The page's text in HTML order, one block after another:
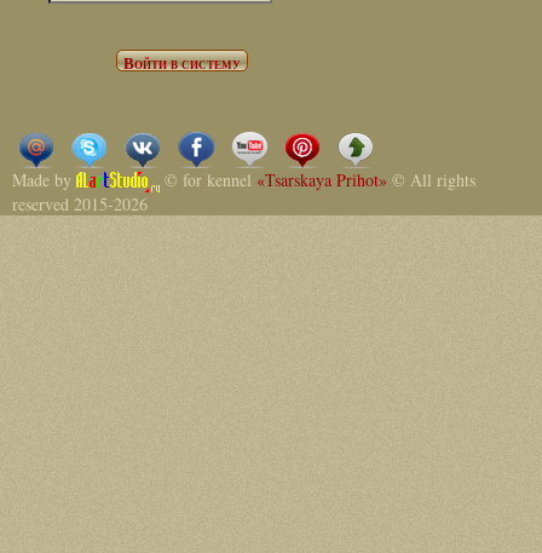
Made by © for kennel «Tsarskaya Prihot» © All rights
reserved 2015-2026